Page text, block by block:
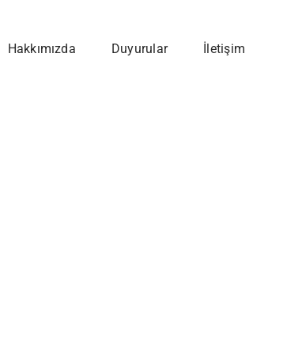
Hakkımızda Duyurular İletişim